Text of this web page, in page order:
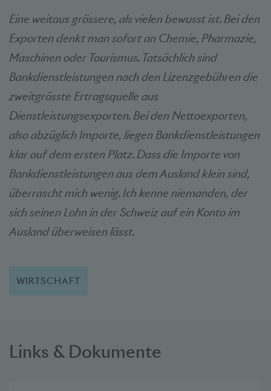
Eine weitaus grössere, als vielen bewusst ist. Bei den
Exporten denkt man sofort an Chemie, Pharmazie,
Maschinen oder Tourismus. Tatsächlich sind
Bankdienstleistungen nach den Lizenzgebühren die
zweitgrösste Ertragsquelle aus
Dienstleistungsexporten. Bei den Nettoexporten,
also abzüglich Importe, liegen Bankdienstleistungen
klar auf dem ersten Platz. Dass die Importe von
Bankdienstleistungen aus dem Ausland klein sind,
überrascht mich wenig. Ich kenne niemanden, der
sich seinen Lohn in der Schweiz auf ein Konto im
Ausland überweisen lässt.
WIRTSCHAFT
Links & Dokumente